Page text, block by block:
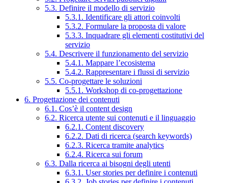
5.3. Definire il modello di servizio
5.3.1. Identificare gli attori coinvolti
5.3.2. Formulare la proposta di valore
5.3.3. Inquadrare gli elementi costitutivi del
servizio
5.4. Descrivere il funzionamento del servizio
5.4.1. Mappare l’ecosistema
5.4.2. Rappresentare i flussi di servizio
5.5. Co-progettare le soluzioni
5.5.1. Workshop di co-progettazione
6. Progettazione dei contenuti
6.1. Cos’è il content design
6.2. Ricerca utente sui contenuti e il linguaggio
6.2.1. Content discovery
6.2.2. Dati di ricerca (search keywords)
6.2.3. Ricerca tramite analytics
6.2.4. Ricerca sui forum
6.3. Dalla ricerca ai bisogni degli utenti
6.3.1. User stories per definire i contenuti